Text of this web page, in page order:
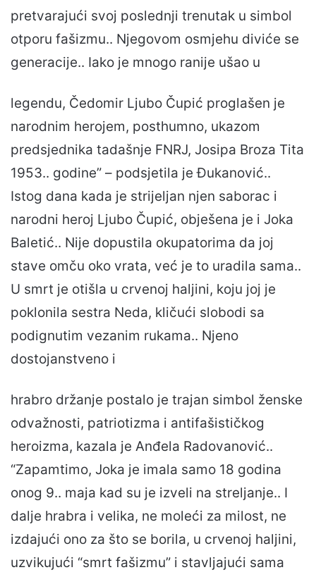
pretvarajući svoj poslednji trenutak u simbol
otporu fašizmu.. Njegovom osmjehu diviće se
generacije.. Iako je mnogo ranije ušao u
legendu, Čedomir Ljubo Čupić proglašen je
narodnim herojem, posthumno, ukazom
predsjednika tadašnje FNRJ, Josipa Broza Tita
1953.. godine” – podsjetila je Đukanović..
Istog dana kada je strijeljan njen saborac i
narodni heroj Ljubo Čupić, obješena je i Joka
Baletić.. Nije dopustila okupatorima da joj
stave omču oko vrata, već je to uradila sama..
U smrt je otišla u crvenoj haljini, koju joj je
poklonila sestra Neda, kličući slobodi sa
podignutim vezanim rukama.. Njeno
dostojanstveno i
hrabro držanje postalo je trajan simbol ženske
odvažnosti, patriotizma i antifašističkog
heroizma, kazala je Anđela Radovanović..
“Zapamtimo, Joka je imala samo 18 godina
onog 9.. maja kad su je izveli na streljanje.. I
dalje hrabra i velika, ne moleći za milost, ne
izdajući ono za što se borila, u crvenoj haljini,
uzvikujući “smrt fašizmu” i stavljajući sama